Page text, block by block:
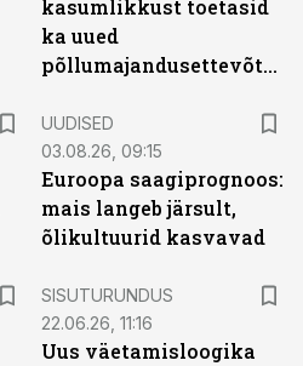
kasumlikkust toetasid
ka uued
põllumajandusettevõtted
UUDISED
03.08.26, 09:15
Euroopa saagiprognoos:
mais langeb järsult,
õlikultuurid kasvavad
SISUTURUNDUS
22.06.26, 11:16
Uus väetamisloogika